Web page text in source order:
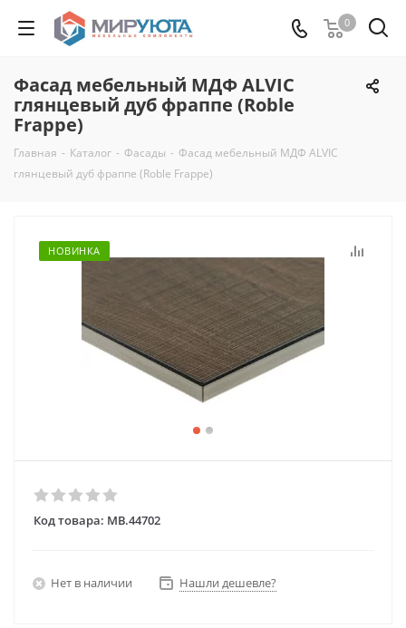
0
Фасад мебельный МДФ ALVIC
глянцевый дуб фраппе (Roble
Frappe)
Главная - Каталог - Фасады - Фасад мебельный МДФ ALVIC
глянцевый дуб фраппе (Roble Frappe)
НОВИНКА
Код товара: MB.44702
Нет в наличии Нашли дешевле?